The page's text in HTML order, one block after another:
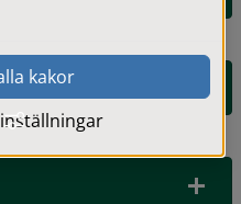
kakor